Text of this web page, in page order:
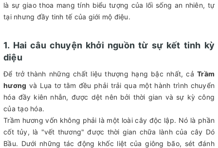
là sự giao thoa mang tính biểu tượng của lối sống an nhiên, tự
tại nhưng đầy tinh tế của giới mộ điệu.
1. Hai câu chuyện khởi nguồn từ sự kết tinh kỳ
diệu
Để trở thành những chất liệu thượng hạng bậc nhất, cả Trầm
hương và Lụa tơ tằm đều phải trải qua một hành trình chuyển
hóa đầy kiên nhẫn, được dệt nên bởi thời gian và sự kỳ công
của tạo hóa.
Trầm hương vốn không phải là một loài cây độc lập. Nó là phần
cốt tủy, là "vết thương" được thời gian chữa lành của cây Dó
Bầu. Dưới những tác động khốc liệt của giông bão, sét đánh